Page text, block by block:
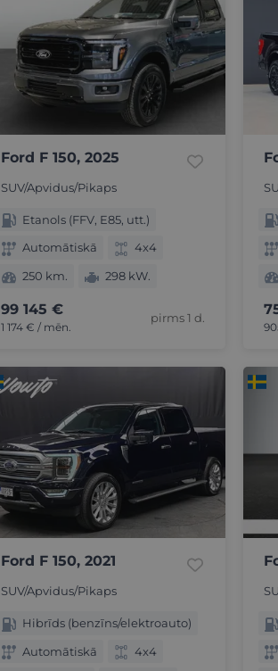
Ford F 150, 2025
SUV/Apvidus/Pikaps
Etanols (FFV, E85, utt.)
Automātiskā
4x4
250 km.
298 kW.
99 145 €
1 174 € / mēn.
pirms 1 d.
Ford F 150, 2021
SUV/Apvidus/Pikaps
Hibrīds (benzīns/elektroauto)
Automātiskā
4x4